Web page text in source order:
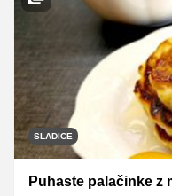
SLADICE
Puhaste palačinke z